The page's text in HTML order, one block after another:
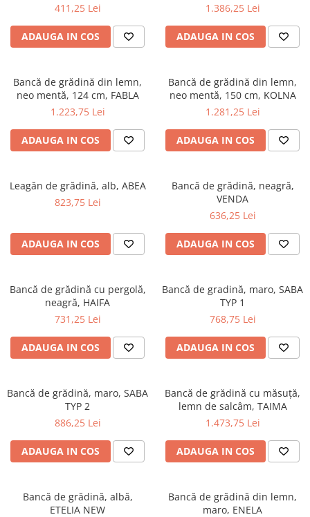
411,25 Lei
ADAUGA IN COS
1.386,25 Lei
ADAUGA IN COS
Bancă de grădină din lemn,
neo mentă, 124 cm, FABLA
1.223,75 Lei
ADAUGA IN COS
Bancă de grădină din lemn,
neo mentă, 150 cm, KOLNA
1.281,25 Lei
ADAUGA IN COS
Leagăn de grădină, alb, ABEA
823,75 Lei
ADAUGA IN COS
Bancă de grădină, neagră,
VENDA
636,25 Lei
ADAUGA IN COS
Bancă de grădină cu pergolă,
neagră, HAIFA
731,25 Lei
ADAUGA IN COS
Bancă de gradină, maro, SABA
TYP 1
768,75 Lei
ADAUGA IN COS
Bancă de grădină, maro, SABA
TYP 2
886,25 Lei
ADAUGA IN COS
Bancă de grădină cu măsuţă,
lemn de salcâm, TAIMA
1.473,75 Lei
ADAUGA IN COS
Bancă de grădină, albă,
ETELIA NEW
Bancă de grădină din lemn,
maro, ENELA